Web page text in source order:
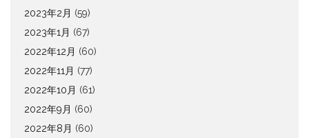
2023年2月 (59)
2023年1月 (67)
2022年12月 (60)
2022年11月 (77)
2022年10月 (61)
2022年9月 (60)
2022年8月 (60)